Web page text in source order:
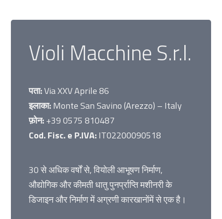
Violi Macchine S.r.l.
पता:Via XXV Aprile 86
इलाका:Monte San Savino (Arezzo) – Italy
फ़ोन:+39 0575 810487
Cod. Fisc. e P.IVA:IT02200090518
30 से अधिक वर्षों से, वियोली आभूषण निर्माण,
औद्योगिक और कीमती धातु पुनर्प्राप्ति मशीनरी के
डिजाइन और निर्माण में अग्रणी कारखानोंमें से एक है।